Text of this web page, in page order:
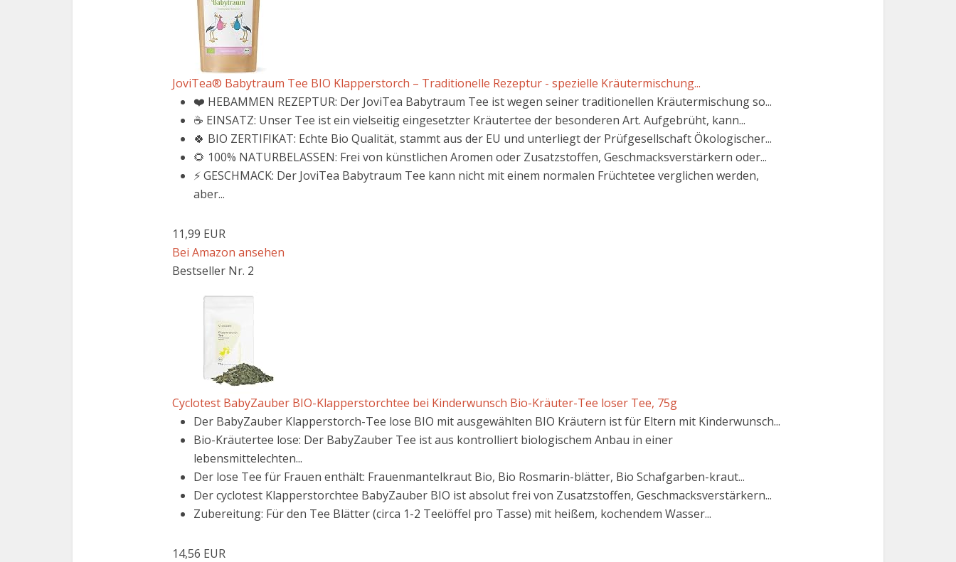
JoviTea® Babytraum Tee BIO Klapperstorch – Traditionelle Rezeptur - spezielle Kräutermischung...
❤️ HEBAMMEN REZEPTUR: Der JoviTea Babytraum Tee ist wegen seiner traditionellen Kräutermischung so...
☕️ EINSATZ: Unser Tee ist ein vielseitig eingesetzter Kräutertee der besonderen Art. Aufgebrüht, kann...
🍀 BIO ZERTIFIKAT: Echte Bio Qualität, stammt aus der EU und unterliegt der Prüfgesellschaft Ökologischer...
🌻 100% NATURBELASSEN: Frei von künstlichen Aromen oder Zusatzstoffen, Geschmacksverstärkern oder...
⚡️ GESCHMACK: Der JoviTea Babytraum Tee kann nicht mit einem normalen Früchtetee verglichen werden,
aber...
11,99 EUR
Bei Amazon ansehen
Bestseller Nr. 2
Cyclotest BabyZauber BIO-Klapperstorchtee bei Kinderwunsch Bio-Kräuter-Tee loser Tee, 75g
Der BabyZauber Klapperstorch-Tee lose BIO mit ausgewählten BIO Kräutern ist für Eltern mit Kinderwunsch...
Bio-Kräutertee lose: Der BabyZauber Tee ist aus kontrolliert biologischem Anbau in einer
lebensmittelechten...
Der lose Tee für Frauen enthält: Frauenmantelkraut Bio, Bio Rosmarin-blätter, Bio Schafgarben-kraut...
Der cyclotest Klapperstorchtee BabyZauber BIO ist absolut frei von Zusatzstoffen, Geschmacksverstärkern...
Zubereitung: Für den Tee Blätter (circa 1-2 Teelöffel pro Tasse) mit heißem, kochendem Wasser...
14,56 EUR